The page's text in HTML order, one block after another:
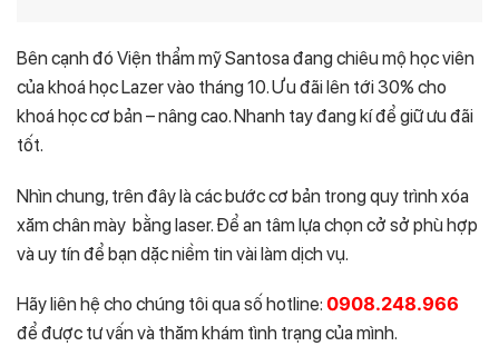
Bên cạnh đó Viện thẩm mỹ Santosa đang chiêu mộ học viên
của khoá học Lazer vào tháng 10. Ưu đãi lên tới 30% cho
khoá học cơ bản – nâng cao. Nhanh tay đang kí để giữ ưu đãi
tốt.
Nhìn chung, trên đây là các bước cơ bản trong quy trình xóa
xăm chân mày bằng laser. Để an tâm lựa chọn cở sở phù hợp
và uy tín để bạn dặc niềm tin vài làm dịch vụ.
Hãy liên hệ cho chúng tôi qua số hotline: 0908.248.966
để được tư vấn và thăm khám tình trạng của mình.